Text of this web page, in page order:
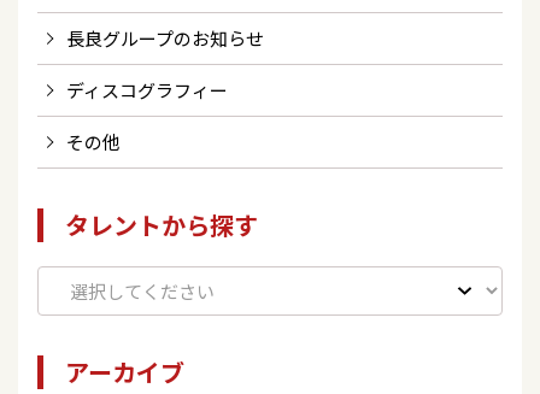
長良グループのお知らせ
ディスコグラフィー
その他
タレントから探す
アーカイブ